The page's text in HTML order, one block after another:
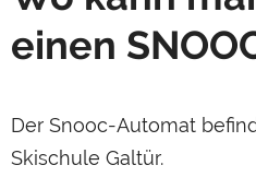
einen
Der Snooc-Automat
Skischule Galtür.